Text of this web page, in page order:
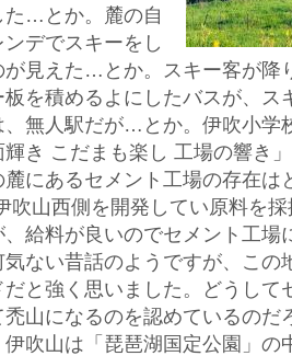
た…とか。麓の自
デでスキーをし
が見えた…とか。スキー客が降
を積めるよにしたバスが、ス
、無人駅だが…とか。伊吹小学
き こだまも楽し 工場の響き
麓にあるセメント工場の存在は
山西側を開発してい原料を
、給料が良いのでセメント工
気ない昔話のようですが、この
と強く思いました。どうして
山になるのを認めているのだ
吹山は「琵琶湖国定公園」の